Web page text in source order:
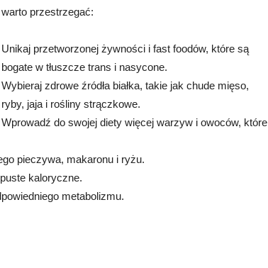
warto przestrzegać:
Unikaj przetworzonej żywności i fast foodów, które są
bogate w tłuszcze trans i nasycone.
Wybieraj zdrowe źródła białka, takie jak chude mięso,
ryby, jaja i rośliny strączkowe.
Wprowadź do swojej diety więcej warzyw i owoców, które
pieczywa, makaronu i ryżu.
kaloryczne.
metabolizmu.